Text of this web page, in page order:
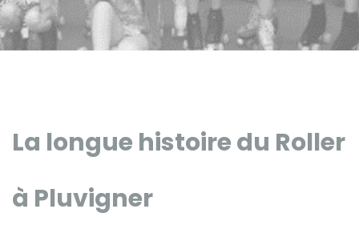
La longue histoire du Roller
à Pluvigner